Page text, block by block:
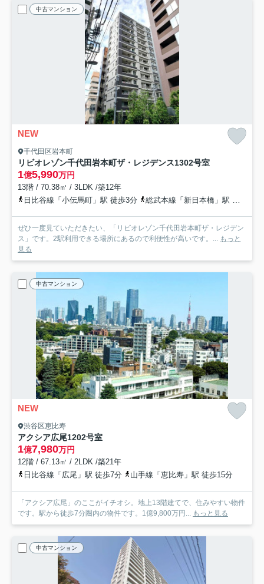
中古マンション
NEW
千代田区岩本町
リビオレゾン千代田岩本町ザ・レジデンス1302号室
1億5,990万円
13階 / 70.38㎡ / 3LDK /築12年
日比谷線「小伝馬町」駅 徒歩3分
総武本線「新日本橋」駅 徒歩6分
ぜひ一度見ていただきたい、「リビオレゾン千代田岩本町ザ・レジデン
ス」です。2駅利用できる場所にあるので利便性が高いです。... もっと
見る
中古マンション
NEW
渋谷区恵比寿
アクシア広尾1202号室
1億7,980万円
12階 / 67.13㎡ / 2LDK /築21年
日比谷線「広尾」駅 徒歩7分
山手線「恵比寿」駅 徒歩15分
「アクシア広尾」のここがイチオシ。地上13階建てで、住みやすい物件
です。駅から徒歩7分圏内の物件です。1億9,800万円... もっと見る
中古マンション